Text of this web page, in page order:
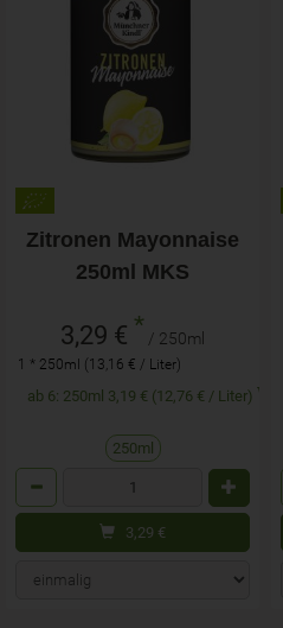
Zitronen Mayonnaise
250ml MKS
3,29 € * / 250ml
1 * 250ml (13,16 € / Liter)
ab 6: 250ml 3,19 € (12,76 € / Liter)
250ml
3,29 €